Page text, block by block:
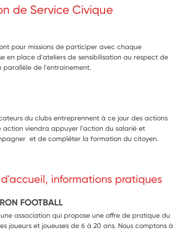
de Service Civique
pour missions de participer avec chaque
en place d'ateliers de sensibilisation au respect de
parallèle de l'entrainement.
du clubs entreprennent à ce jour des actions
action viendra appuyer l'action du salarié et
et de compléter la formation du citoyen.
informations pratiques
FOOTBALL
association qui propose une offre de pratique du
joueurs et joueuses de 6 à 20 ans. Nous comptons à